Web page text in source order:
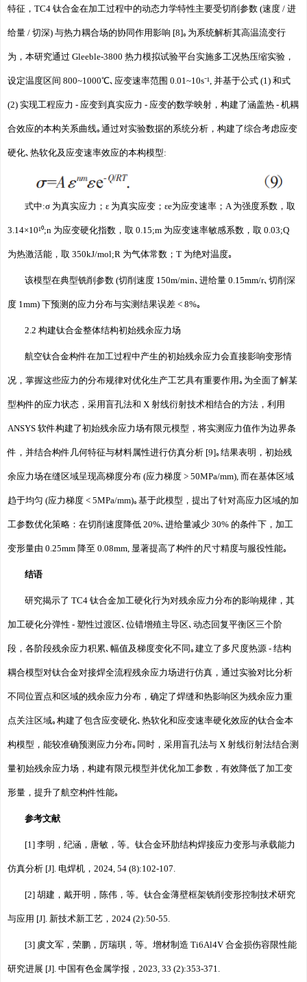
特征，TC4 钛合金在加工过程中的动态力学特性主要受切削参数 (速度 / 进
给量 / 切深) 与热力耦合场的协同作用影响 [8]｡为系统解析其高温流变行
为，本研究通过 Gleeble-3800 热力模拟试验平台实施多工况热压缩实验，
设定温度区间 800~1000℃､应变速率范围 0.01~10s⁻¹, 并基于公式 (1) 和式
(2) 实现工程应力 - 应变到真实应力 - 应变的数学映射，构建了涵盖热 - 机耦
合效应的本构关系曲线｡通过对实验数据的系统分析，构建了综合考虑应变
硬化､热软化及应变速率效应的本构模型:
式中:σ 为真实应力；ε 为真实应变；εe为应变速率；A 为强度系数，取
3.14×10¹⁰;n 为应变硬化指数，取 0.15;m 为应变速率敏感系数，取 0.03;Q
为热激活能，取 350kJ/mol;R 为气体常数；T 为绝对温度｡
该模型在典型铣削参数 (切削速度 150m/min､进给量 0.15mm/r､切削深
度 1mm) 下预测的应力分布与实测结果误差 < 8%｡
2.2 构建钛合金整体结构初始残余应力场
航空钛合金构件在加工过程中产生的初始残余应力会直接影响变形情
况，掌握这些应力的分布规律对优化生产工艺具有重要作用｡为全面了解某
型构件的应力状态，采用盲孔法和 X 射线衍射技术相结合的方法，利用
ANSYS 软件构建了初始残余应力场有限元模型，将实测应力值作为边界条
件，并结合构件几何特征与材料属性进行仿真分析 [9]｡结果表明，初始残
余应力场在缝区域呈现高梯度分布 (应力梯度 > 50MPa/mm), 而在基体区域
趋于均匀 (应力梯度 < 5MPa/mm)｡基于此模型，提出了针对高应力区域的加
工参数优化策略：在切削速度降低 20%､进给量减少 30% 的条件下，加工
变形量由 0.25mm 降至 0.08mm, 显著提高了构件的尺寸精度与服役性能｡
结语
研究揭示了 TC4 钛合金加工硬化行为对残余应力分布的影响规律，其
加工硬化分弹性 - 塑性过渡区､位错增殖主导区､动态回复平衡区三个阶
段，各阶段残余应力积累､幅值及梯度变化不同｡建立了多尺度热源 - 结构
耦合模型对钛合金对接焊全流程残余应力场进行仿真，通过实验对比分析
不同位置点和区域的残余应力分布，确定了焊缝和热影响区为残余应力重
点关注区域｡构建了包含应变硬化､热软化和应变速率硬化效应的钛合金本
构模型，能较准确预测应力分布｡同时，采用盲孔法与 X 射线衍射法结合测
量初始残余应力场，构建有限元模型并优化加工参数，有效降低了加工变
形量，提升了航空构件性能｡
参考文献
[1] 李明，纪涵，唐敏，等。钛合金环肋结构焊接应力变形与承载能力
仿真分析 [J]. 电焊机，2024, 54 (8):102-107.
[2] 胡建，戴开明，陈伟，等。钛合金薄壁框架铣削变形控制技术研究
与应用 [J]. 新技术新工艺，2024 (2):50-55.
[3] 虞文军，荣鹏，厉瑞琪，等。增材制造 Ti6Al4V 合金损伤容限性能
研究进展 [J]. 中国有色金属学报，2023, 33 (2):353-371.